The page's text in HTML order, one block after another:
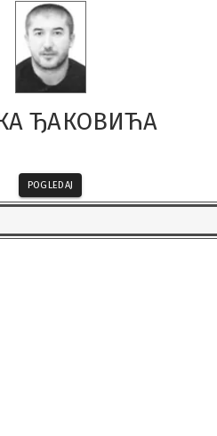
ЂАКОВИЋА
POGLEDAJ